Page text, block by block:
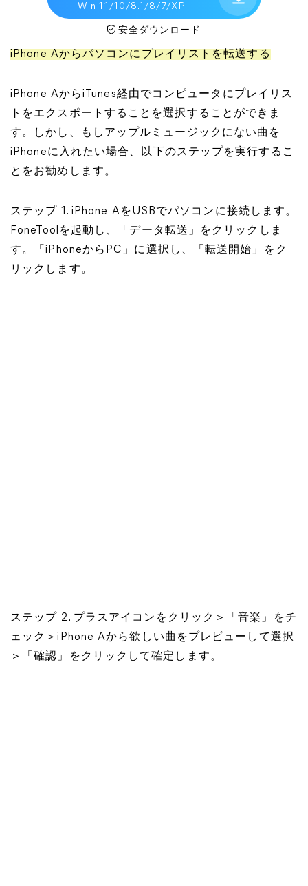
Win 11/10/8.1/8/7/XP
安全ダウンロード
iPhone Aからパソコンにプレイリストを転送する
iPhone AからiTunes経由でコンピュータにプレイリス
トをエクスポートすることを選択することができま
す。しかし、もしアップルミュージックにない曲を
iPhoneに入れたい場合、以下のステップを実行するこ
とをお勧めします。
ステップ 1. iPhone AをUSBでパソコンに接続します。
FoneToolを起動し、「データ転送」をクリックしま
す。「iPhoneからPC」に選択し、「転送開始」をク
リックします。
ステップ 2. プラスアイコンをクリック＞「音楽」をチ
ェック＞iPhone Aから欲しい曲をプレビューして選択
＞「確認」をクリックして確定します。